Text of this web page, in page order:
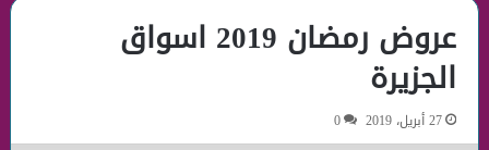
عروض رمضان 2019 اسواق
الجزيرة
27 أبريل، 2019 0